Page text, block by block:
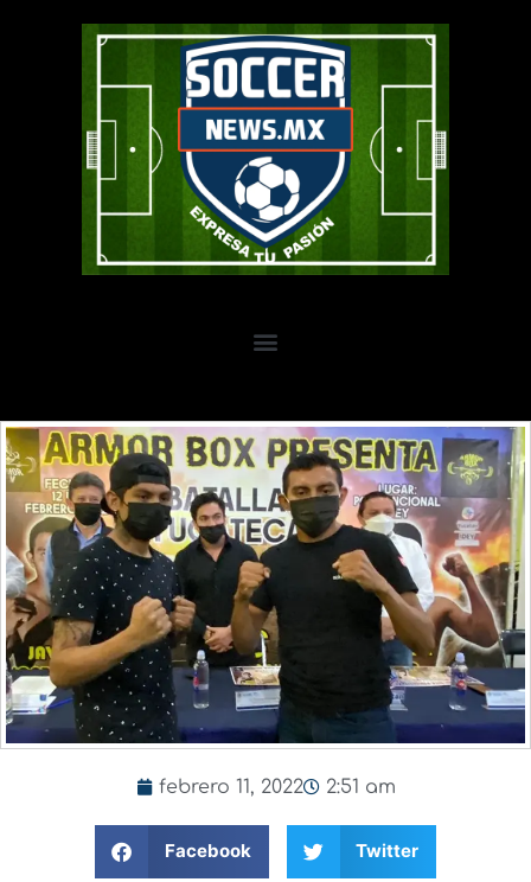
febrero 11, 2022 2:51 am
Facebook Twitter